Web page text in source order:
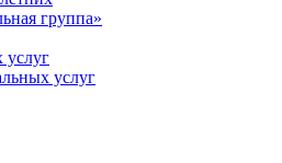
группа»
услуг
услуг